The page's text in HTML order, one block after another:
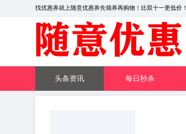
找优惠券就上随意优惠券先领券再购物！比双十一更低价！
头条资讯 每日秒杀